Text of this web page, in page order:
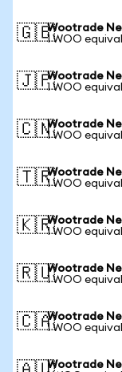
🇬🇧Wootrade
1 WOO
🇯🇵Wootrade
1 WOO
🇨🇳Wootrade
1 WOO
🇹🇷Wootrade
1 WOO
🇰🇷Wootrade
1 WOO
🇷🇺Wootrade
1 WOO
🇨🇦Wootrade
1 WOO
Wootrade